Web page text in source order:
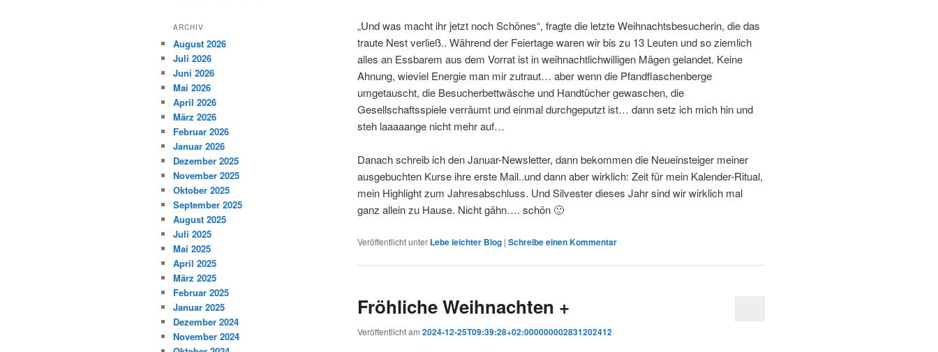
„Und was macht ihr jetzt noch Schönes“, fragte die letzte Weihnachtsbesucherin, die das
traute Nest verließ.. Während der Feiertage waren wir bis zu 13 Leuten und so ziemlich
alles an Essbarem aus dem Vorrat ist in weihnachtlichwilligen Mägen gelandet. Keine
Ahnung, wieviel Energie man mir zutraut… aber wenn die Pfandflaschenberge
umgetauscht, die Besucherbettwäsche und Handtücher gewaschen, die
Gesellschaftsspiele verräumt und einmal durchgeputzt ist… dann setz ich mich hin und
steh laaaaange nicht mehr auf…
Danach schreib ich den Januar-Newsletter, dann bekommen die Neueinsteiger meiner
ausgebuchten Kurse ihre erste Mail..und dann aber wirklich: Zeit für mein Kalender-Ritual,
mein Highlight zum Jahresabschluss. Und Silvester dieses Jahr sind wir wirklich mal
ganz allein zu Hause. Nicht gähn…. schön 🙂
Veröffentlicht unter Lebe leichter Blog | Schreibe einen Kommentar
Fröhliche Weihnachten +
Veröffentlicht am 2024-12-25T09:39:28+02:000000002831202412
ARCHIV
August 2026
Juli 2026
Juni 2026
Mai 2026
April 2026
März 2026
Februar 2026
Januar 2026
Dezember 2025
November 2025
Oktober 2025
September 2025
August 2025
Juli 2025
Mai 2025
April 2025
März 2025
Februar 2025
Januar 2025
Dezember 2024
November 2024